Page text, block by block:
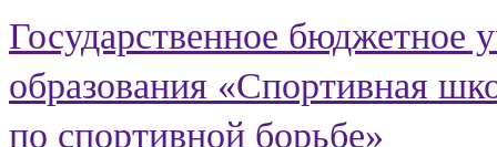
Государственное бюджетное
образования «Спортивная
по спортивной борьбе»